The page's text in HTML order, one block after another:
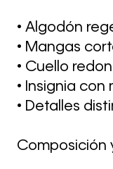
• Algodón
• Mangas
• Cuello
• Insignia
• Detalles
Composición